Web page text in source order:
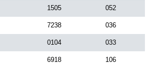
1505 052
7238 036
0104 033
6918 106